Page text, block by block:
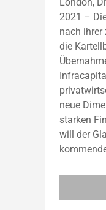
2021 –
nach ihrer
die
neue
starken
will der